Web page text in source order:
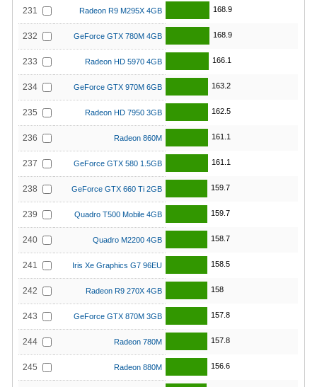
231 Radeon R9 M295X 4GB 168.9
232 GeForce GTX 780M 4GB 168.9
233 Radeon HD 5970 4GB 166.1
234 GeForce GTX 970M 6GB 163.2
235 Radeon HD 7950 3GB 162.5
236 Radeon 860M 161.1
237 GeForce GTX 580 1.5GB 161.1
238 GeForce GTX 660 Ti 2GB 159.7
239 Quadro T500 Mobile 4GB 159.7
240 Quadro M2200 4GB 158.7
241 Iris Xe Graphics G7 96EU 158.5
242 Radeon R9 270X 4GB 158
243 GeForce GTX 870M 3GB 157.8
244 Radeon 780M 157.8
245 Radeon 880M 156.6